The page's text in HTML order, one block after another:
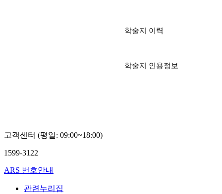
학술지 이력
학술지 인용정보
고객센터 (평일: 09:00~18:00)
1599-3122
ARS 번호안내
관련누리집